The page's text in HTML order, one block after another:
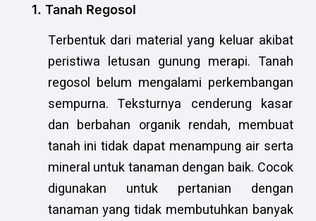
1. Tanah Regosol
Terbentuk dari material yang keluar akibat
peristiwa letusan gunung merapi. Tanah
regosol belum mengalami perkembangan
sempurna. Teksturnya cenderung kasar
dan berbahan organik rendah, membuat
tanah ini tidak dapat menampung air serta
mineral untuk tanaman dengan baik. Cocok
digunakan untuk pertanian dengan
tanaman yang tidak membutuhkan banyak